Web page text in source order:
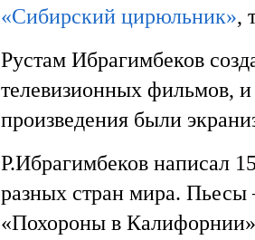
«Сибирский цирюльник»,
Рустам Ибрагимбеков
телевизионных фильмов, и
произведения были
Р.Ибрагимбеков написал
разных стран мира.
«Похороны в